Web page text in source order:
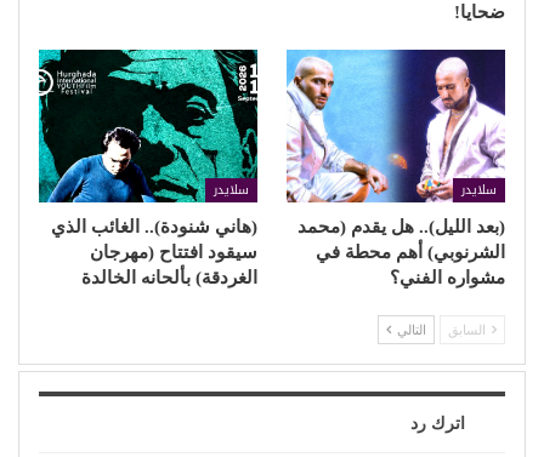
ضحايا!
سلايدر
(بعد الليل).. هل يقدم (محمد
الشرنوبي) أهم محطة في
مشواره الفني؟
سلايدر
(هاني شنودة).. الغائب الذي
سيقود افتتاح (مهرجان
الغردقة) بألحانه الخالدة
السابق التالي
اترك رد